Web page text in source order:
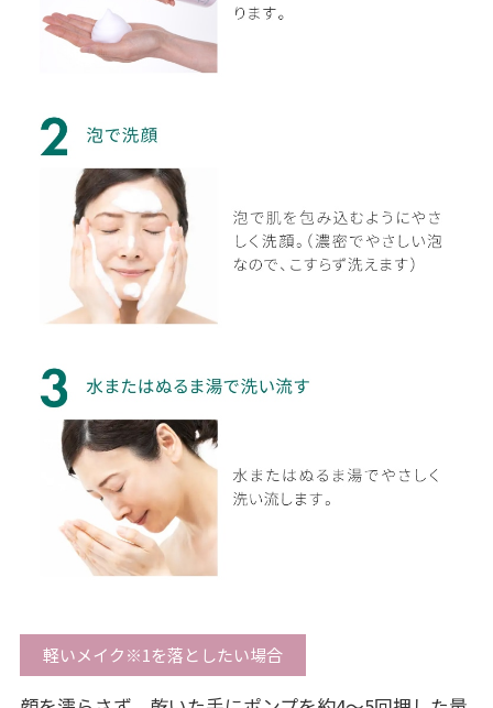
軽いメイク※1を落としたい場合